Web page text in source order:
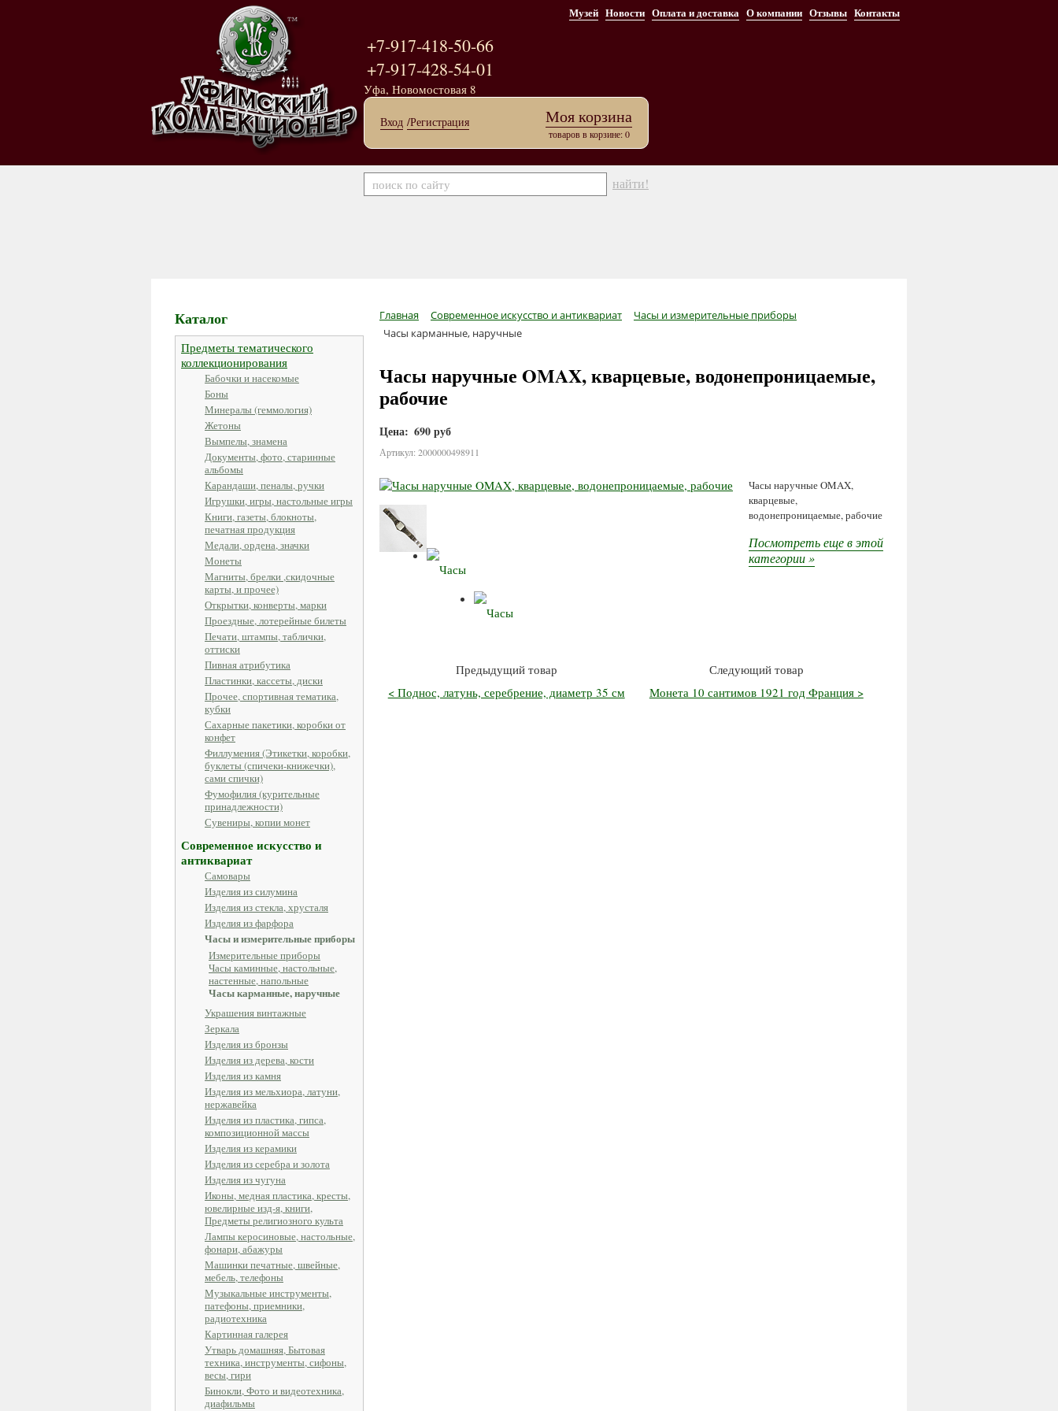
Музей Новости Оплата и доставка О компании Отзывы Контакты
+7-917-418-50-66
+7-917-428-54-01
Уфа, Новомостовая 8
Вход /Регистрация Моя корзина
товаров в корзине: 0
найти!
Каталог
Предметы тематического
коллекционирования
Бабочки и насекомые
Боны
Минералы (геммология)
Жетоны
Вымпелы, знамена
Документы, фото, старинные
альбомы
Карандаши, пеналы, ручки
Игрушки, игры, настольные игры
Книги, газеты, блокноты,
печатная продукция
Медали, ордена, значки
Монеты
Магниты, брелки ,скидочные
карты, и прочее)
Открытки, конверты, марки
Проездные, лотерейные билеты
Печати, штампы, таблички,
оттиски
Пивная атрибутика
Пластинки, кассеты, диски
Прочее, спортивная тематика,
кубки
Сахарные пакетики, коробки от
конфет
Филлумения (Этикетки, коробки,
буклеты (спичеки-книжечки),
сами спички)
Фумофилия (курительные
принадлежности)
Сувениры, копии монет
Современное искусство и
антиквариат
Самовары
Изделия из силумина
Изделия из стекла, хрусталя
Изделия из фарфора
Часы и измерительные приборы
Измерительные приборы
Часы каминные, настольные,
настенные, напольные
Часы карманные, наручные
Украшения винтажные
Зеркала
Изделия из бронзы
Изделия из дерева, кости
Изделия из камня
Изделия из мельхиора, латуни,
нержавейка
Изделия из пластика, гипса,
композиционной массы
Изделия из керамики
Изделия из серебра и золота
Изделия из чугуна
Иконы, медная пластика, кресты,
ювелирные изд-я, книги,
Предметы религиозного культа
Лампы керосиновые, настольные,
фонари, абажуры
Машинки печатные, швейные,
мебель, телефоны
Музыкальные инструменты,
патефоны, приемники,
радиотехника
Картинная галерея
Утварь домашняя, Бытовая
техника, инструменты, сифоны,
весы, гири
Бинокли, Фото и видеотехника,
диафильмы
Главная Современное искусство и антиквариат
Часы и измерительные приборы
Часы карманные, наручные
Часы наручные OMAX, кварцевые, водонепроницаемые,
рабочие
Цена: 690 руб
Артикул: 2000000498911
Часы наручные OMAX,
кварцевые,
водонепроницаемые, рабочие
Посмотреть еще в этой
категории »
Предыдущий товар
< Поднос, латунь, серебрение, диаметр 35 см
Следующий товар
Монета 10 сантимов 1921 год Франция >